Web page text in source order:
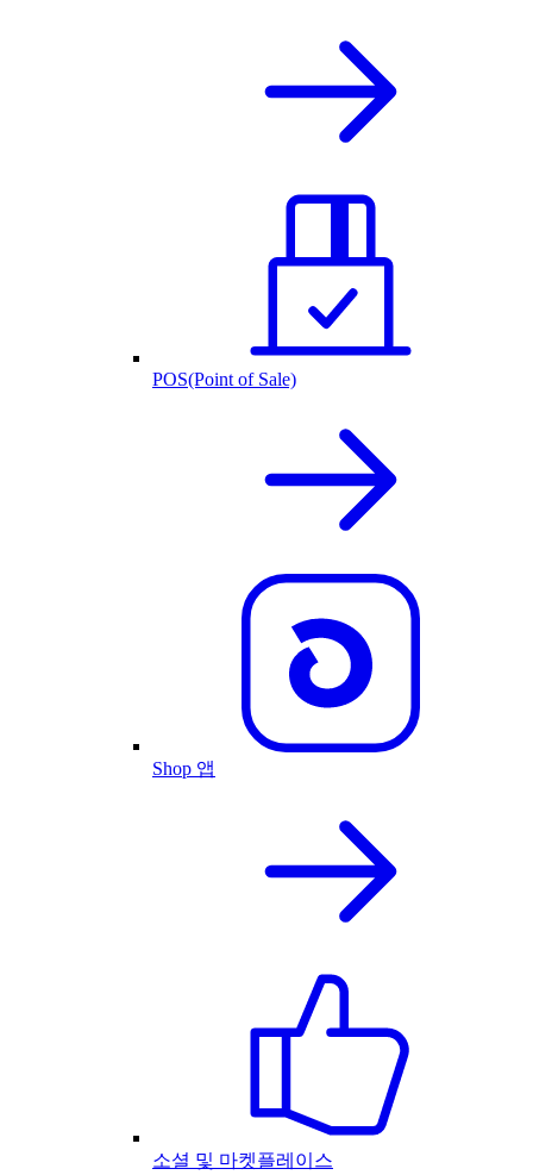
POS(Point of Sale)
Shop 앱
소셜 및 마켓플레이스